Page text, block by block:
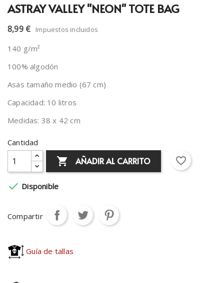
ASTRAY VALLEY "NEON" TOTE BAG
8,99 € Impuestos incluidos
140 g/m²
100% algodón
Asas tamaño medio (67 cm)
Capacidad: 10 litros
Medidas: 38 x 42 cm
Cantidad
 AÑADIR AL CARRITO favorite_border
 Disponible
Compartir
Guía de tallas